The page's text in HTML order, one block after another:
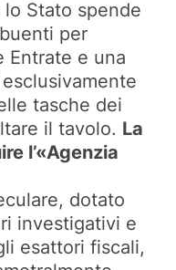
Stato spende
per
Entrate e una
tasche dei
il tavolo. La
l’«Agenzia
dotato
investigativi e
esattori fiscali,